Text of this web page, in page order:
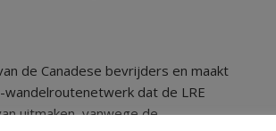
de Canadese bevrijders en maakt
dat de LRE
uitmaken, vanwege de